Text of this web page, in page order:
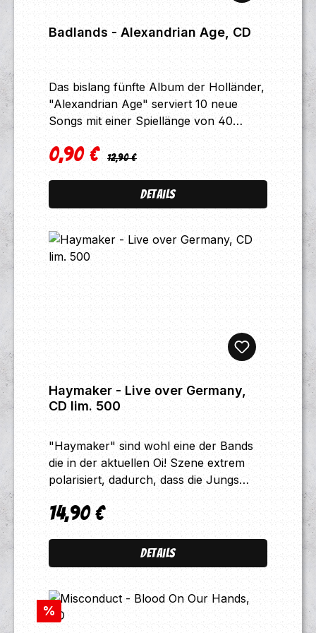
Badlands - Alexandrian Age, CD
Das bislang fünfte Album der Holländer,
"Alexandrian Age" serviert 10 neue
Songs mit einer Spiellänge von 40
2 Oh Death 3 Cast Out 4
Mastersinger Of Thuringia 6
Nostalgia's Treason 7 Back Where
Triumph Never Lies In Words 10
Sorrow's Companion
Verkaufspreis:
0,90 € Regulärer Preis:
12,90 €
Details
Haymaker - Live over Germany,
CD lim. 500
"Haymaker" sind wohl eine der Bands
die in der aktuellen Oi! Szene extrem
polarisiert, dadurch, dass die Jungs
angenommen werden, gleichermaßen
verfolgen, der keineswegs einfach oder
kompromissbereit gewählt
Ansagen und knochenharten Skinhead
Rock 'n' Roll, dazu extrem aggressiver
Regulärer Preis:
14,90 €
Details
Rabatt
%